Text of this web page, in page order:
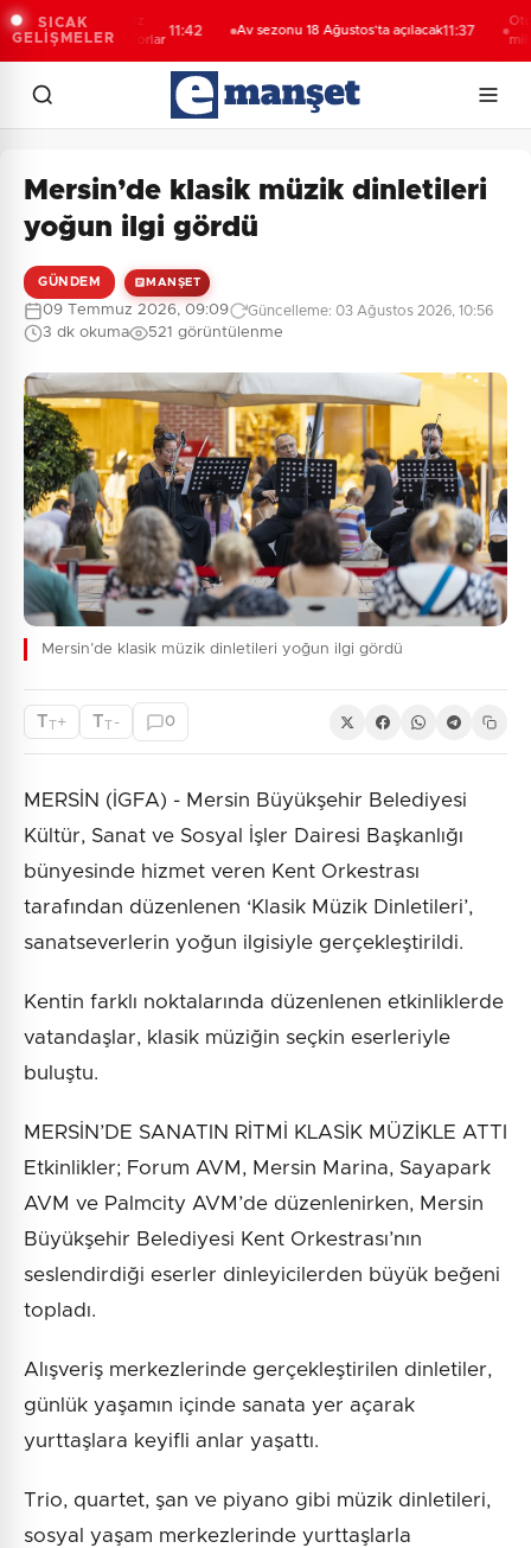
SICAK
GELİŞMELER
engelsiz
güçleniyorlar
Av sezonu 18 Ağustos’ta açılacak11:37
Otomotiv
milyar
Mersin’de klasik müzik dinletileri
yoğun ilgi gördü
GÜNDEM MANŞET
09 Temmuz 2026, 09:09 Güncelleme: 03 Ağustos 2026, 10:56
3 dk okuma 521 görüntülenme
Mersin’de klasik müzik dinletileri yoğun ilgi gördü
TT+ TT - 0
MERSİN (İGFA) - Mersin Büyükşehir Belediyesi
Kültür, Sanat ve Sosyal İşler Dairesi Başkanlığı
bünyesinde hizmet veren Kent Orkestrası
tarafından düzenlenen ‘Klasik Müzik Dinletileri’,
sanatseverlerin yoğun ilgisiyle gerçekleştirildi.
Kentin farklı noktalarında düzenlenen etkinliklerde
vatandaşlar, klasik müziğin seçkin eserleriyle
buluştu.
MERSİN’DE SANATIN RİTMİ KLASİK MÜZİKLE ATTI
Etkinlikler; Forum AVM, Mersin Marina, Sayapark
AVM ve Palmcity AVM’de düzenlenirken, Mersin
Büyükşehir Belediyesi Kent Orkestrası’nın
seslendirdiği eserler dinleyicilerden büyük beğeni
topladı.
Alışveriş merkezlerinde gerçekleştirilen dinletiler,
günlük yaşamın içinde sanata yer açarak
yurttaşlara keyifli anlar yaşattı.
Trio, quartet, şan ve piyano gibi müzik dinletileri,
sosyal yaşam merkezlerinde yurttaşlarla